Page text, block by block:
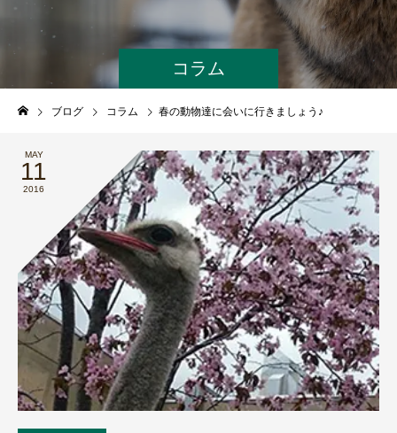
コラム
ブログ コラム 春の動物達に会いに行きましょう♪
MAY
11
2016